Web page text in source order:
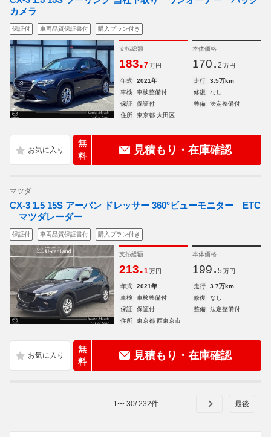
カメラ
保証付 車両品質保証書付 購入プラン付き
支払総額
183.7 万円
本体価格
170. 2 万円
年式 2021年 走行
3.5万km
車検
車検整備付 修復
なし
保証
保証付 整備
法定整備付
住所
東京都 大田区
無
料
見積もり・在庫確認
マツダ
CX-3 1.5 15S アーバン ドレッサー 360°ビューモニター ETC
マツダレーダー
保証付 車両品質保証書付 購入プラン付き
支払総額
213.1 万円
本体価格
199. 5 万円
年式 2021年 走行
3.7万km
車検
車検整備付 修復
なし
保証
保証付 整備
法定整備付
住所
東京都 西東京市
無
料
見積もり・在庫確認
1 〜 30/232件